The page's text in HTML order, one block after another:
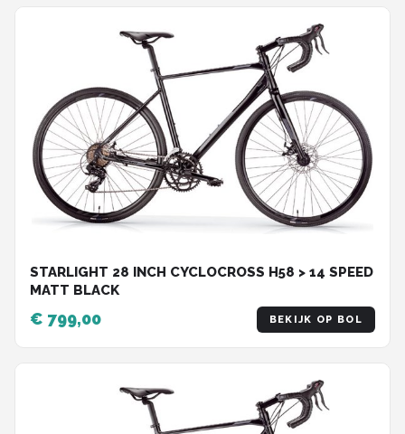
STARLIGHT 28 INCH CYCLOCROSS H58 > 14 SPEED
MATT BLACK
€ 799,00 BEKIJK OP BOL